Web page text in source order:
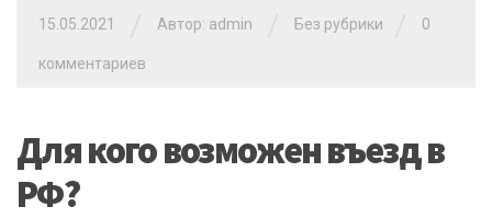
15.05.2021 Автор: admin Без рубрики 0
комментариев
Для кого возможен въезд в
РФ?